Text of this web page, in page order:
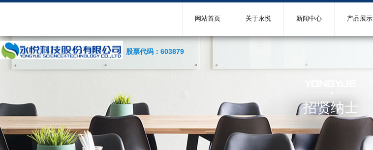
网站首页 关于永悦 新闻中心 产品展示
股票代码：603879
招贤纳士